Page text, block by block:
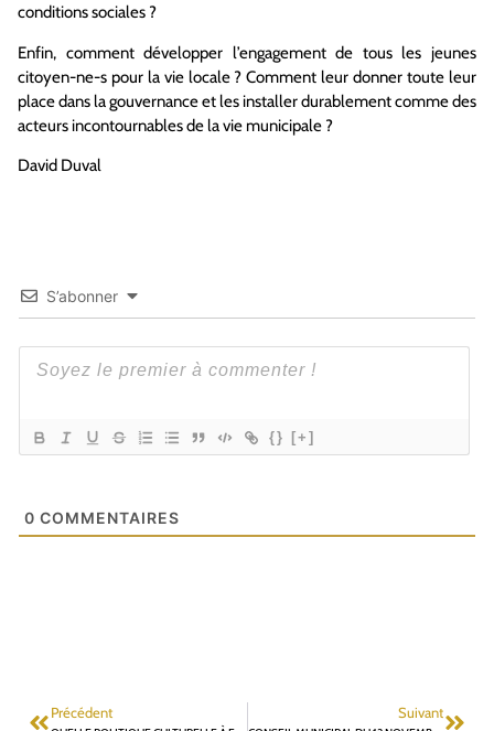
conditions sociales ?
Enfin, comment développer l’engagement de tous les jeunes
citoyen-ne-s pour la vie locale ? Comment leur donner toute leur
place dans la gouvernance et les installer durablement comme des
acteurs incontournables de la vie municipale ?
David Duval
S’abonner
{} [+]
0 COMMENTAIRES
Précédent Suivant